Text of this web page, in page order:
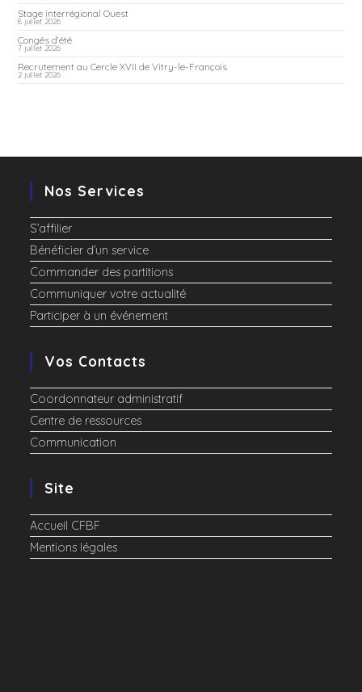
Stage interrégional Ouest
8 juillet 2026
Congés d’été
7 juillet 2026
Recrutement au Cercle XVII de Vitry-le-François
2 juillet 2026
Nos Services
S’affilier
Bénéficier d’un service
Commander des partitions
Communiquer votre actualité
Participer à un événement
Vos Contacts
Coordonnateur administratif
Centre de ressources
Communication
Site
Accueil CFBF
Mentions légales